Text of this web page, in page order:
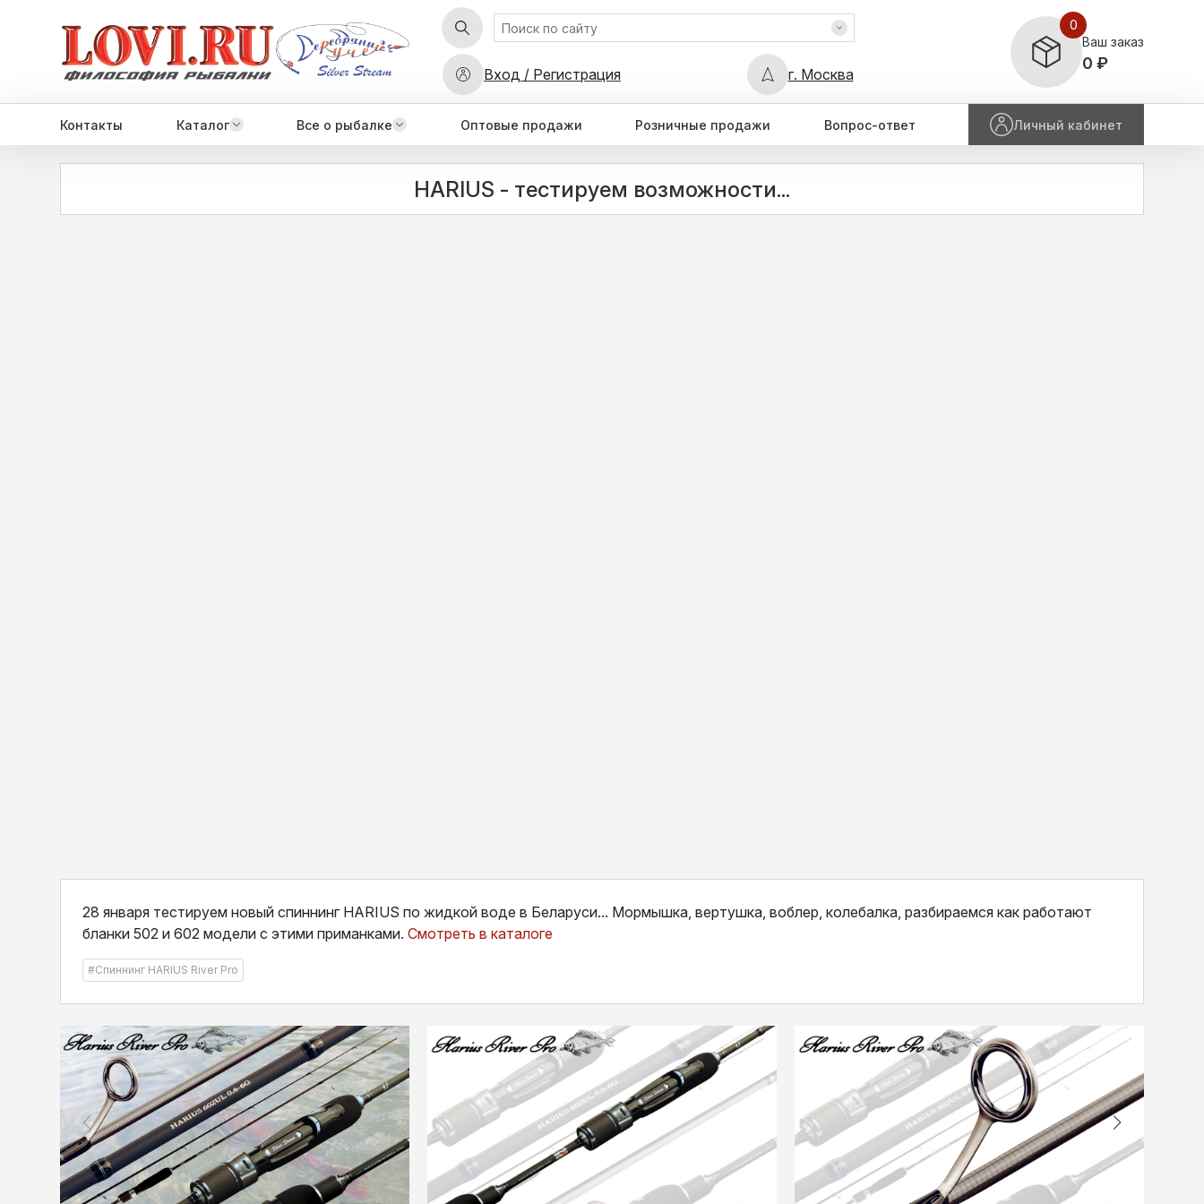
Вход / Регистрация г. Москва
0
Ваш заказ
0 ₽
Контакты Каталог Все о рыбалке Оптовые продажи Розничные продажи Вопрос-ответ Личный кабинет
HARIUS - тестируем возможности...
28 января тестируем новый спиннинг HARIUS по жидкой воде в Беларуси... Мормышка, вертушка, воблер, колебалка, разбираемся как работают
бланки 502 и 602 модели с этими приманками. Смотреть в каталоге
#Спиннинг HARIUS River Pro